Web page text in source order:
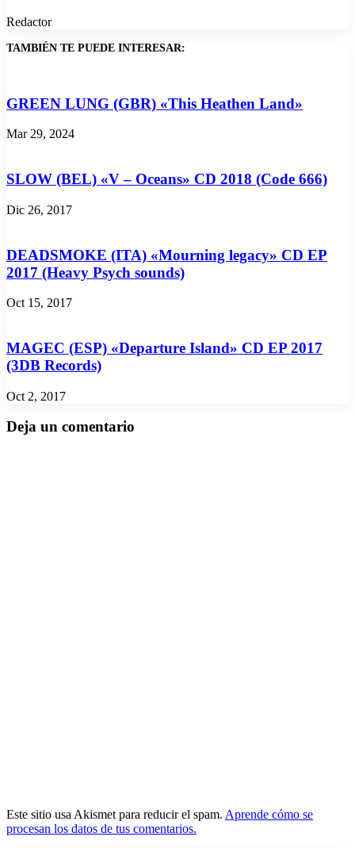
Redactor
TAMBIÉN TE PUEDE INTERESAR:
GREEN LUNG (GBR) «This Heathen Land»
Mar 29, 2024
SLOW (BEL) «V – Oceans» CD 2018 (Code 666)
Dic 26, 2017
DEADSMOKE (ITA) «Mourning legacy» CD EP
2017 (Heavy Psych sounds)
Oct 15, 2017
MAGEC (ESP) «Departure Island» CD EP 2017
(3DB Records)
Oct 2, 2017
Deja un comentario
Este sitio usa Akismet para reducir el spam. Aprende cómo se
procesan los datos de tus comentarios.